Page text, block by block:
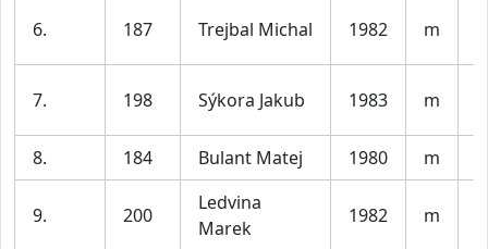
6. 187 Trejbal Michal 1982 m
7. 198 Sýkora Jakub 1983 m
8.
184 Bulant Matej 1980 m
9. 200
Ledvina
Marek
1982 m